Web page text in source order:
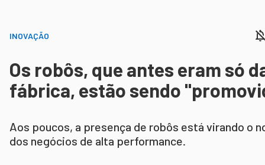
INOVAÇÃO
Os robôs, que antes eram só
fábrica, estão sendo
Aos poucos, a presença de robôs está virando o
dos negócios de alta performance.